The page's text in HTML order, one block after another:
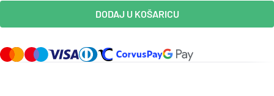
DODAJ U KOŠARICU